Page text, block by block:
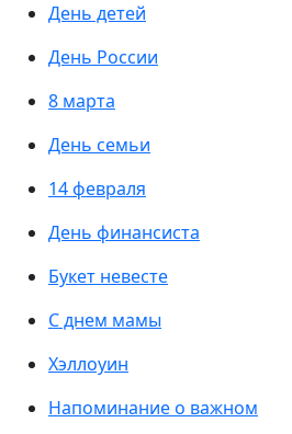
День детей
День России
8 марта
День семьи
14 февраля
День финансиста
Букет невесте
С днем мамы
Хэллоуин
Напоминание о важном